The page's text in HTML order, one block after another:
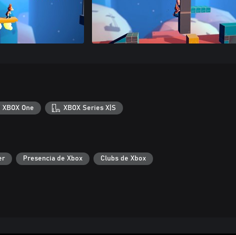
XBOX One XBOX Series X|S
Presencia de Xbox Clubs de Xbox